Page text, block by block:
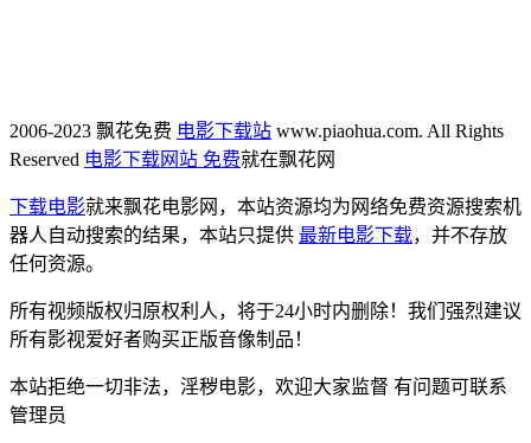
2006-2023 飘花免费 电影下载站 www.piaohua.com. All Rights
Reserved 电影下载网站 免费就在飘花网
下载电影就来飘花电影网，本站资源均为网络免费资源搜索机
器人自动搜索的结果，本站只提供 最新电影下载，并不存放
任何资源。
所有视频版权归原权利人，将于24小时内删除！我们强烈建议
所有影视爱好者购买正版音像制品！
本站拒绝一切非法，淫秽电影，欢迎大家监督 有问题可联系
管理员